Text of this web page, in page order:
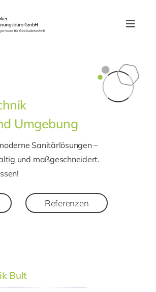
Toggle
Umgebung
Sanitärlösungen –
und maßgeschneidert.
Referenzen
Bult